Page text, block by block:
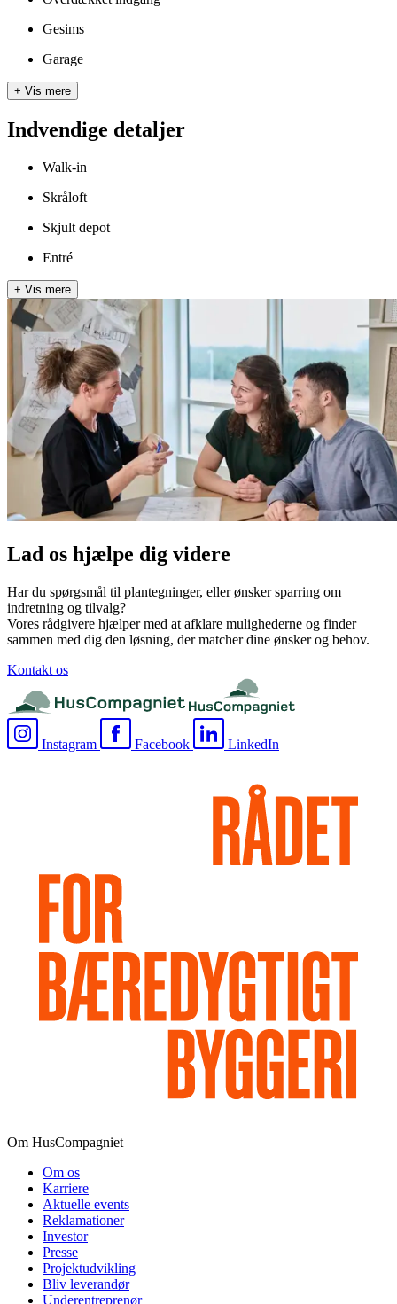
Gesims
Garage
+ Vis mere
Indvendige detaljer
Walk-in
Skråloft
Skjult depot
Entré
+ Vis mere
Lad os hjælpe dig videre
Har du spørgsmål til plantegninger, eller ønsker sparring om
indretning og tilvalg?
Vores rådgivere hjælper med at afklare mulighederne og finder
sammen med dig den løsning, der matcher dine ønsker og behov.
Kontakt os
Instagram Facebook LinkedIn
Om HusCompagniet
Om os
Karriere
Aktuelle events
Reklamationer
Investor
Presse
Projektudvikling
Bliv leverandør
Underentreprenør